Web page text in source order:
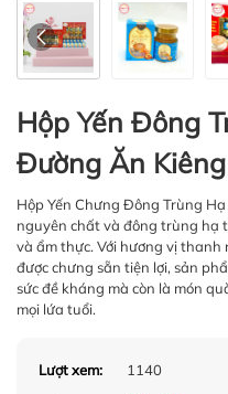
Hộp Yến Đông
Đường Ăn
Hộp Yến Chưng Đông Trùng
nguyên chất và đông trùng hạ
và ẩm thực. Với hương vị
được chưng sẵn tiện lợi, sản
sức đề kháng mà còn là món
mọi lứa tuổi.
Lượt xem: 1140